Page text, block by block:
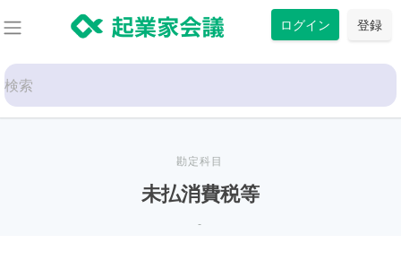
ン
テ
ン
Search
for:
ログイン 登録
勘定科目
未払消費税等
-